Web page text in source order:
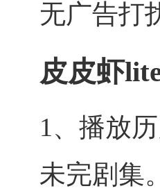
无广告打
皮皮虾
1、播放
未完剧集。